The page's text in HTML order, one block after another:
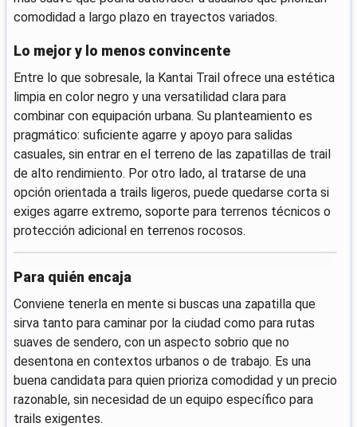
comodidad a largo plazo en trayectos variados.
Lo mejor y lo menos convincente
Entre lo que sobresale, la Kantai Trail ofrece una estética
limpia en color negro y una versatilidad clara para
combinar con equipación urbana. Su planteamiento es
pragmático: suficiente agarre y apoyo para salidas
casuales, sin entrar en el terreno de las zapatillas de trail
de alto rendimiento. Por otro lado, al tratarse de una
opción orientada a trails ligeros, puede quedarse corta si
exiges agarre extremo, soporte para terrenos técnicos o
protección adicional en terrenos rocosos.
Para quién encaja
Conviene tenerla en mente si buscas una zapatilla que
sirva tanto para caminar por la ciudad como para rutas
suaves de sendero, con un aspecto sobrio que no
desentona en contextos urbanos o de trabajo. Es una
buena candidata para quien prioriza comodidad y un precio
razonable, sin necesidad de un equipo específico para
trails exigentes.